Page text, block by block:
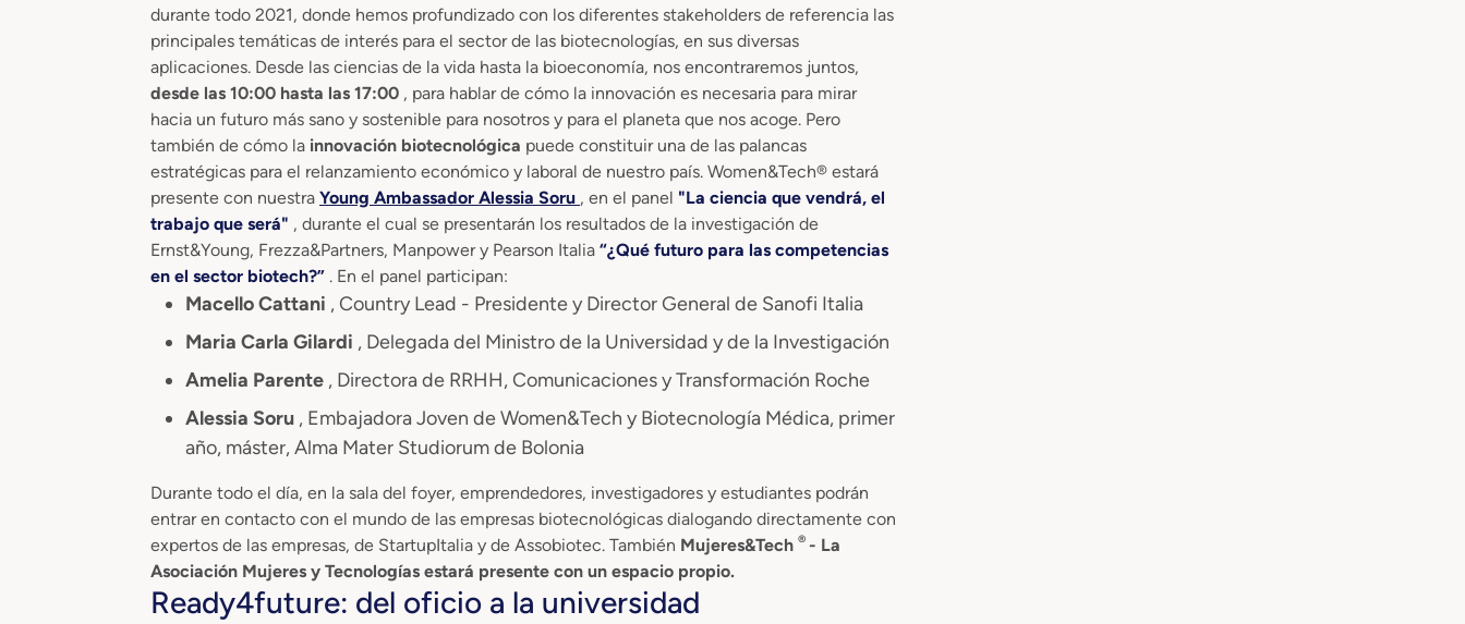
durante todo 2021, donde hemos profundizado con los diferentes stakeholders de referencia las
principales temáticas de interés para el sector de las biotecnologías, en sus diversas
aplicaciones. Desde las ciencias de la vida hasta la bioeconomía, nos encontraremos juntos,
desde las 10:00 hasta las 17:00 , para hablar de cómo la innovación es necesaria para mirar
hacia un futuro más sano y sostenible para nosotros y para el planeta que nos acoge. Pero
también de cómo la innovación biotecnológica puede constituir una de las palancas
estratégicas para el relanzamiento económico y laboral de nuestro país. Women&Tech® estará
presente con nuestra Young Ambassador Alessia Soru , en el panel "La ciencia que vendrá, el
trabajo que será" , durante el cual se presentarán los resultados de la investigación de
Ernst&Young, Frezza&Partners, Manpower y Pearson Italia “¿Qué futuro para las competencias
en el sector biotech?” . En el panel participan:
Macello Cattani , Country Lead - Presidente y Director General de Sanofi Italia
Maria Carla Gilardi , Delegada del Ministro de la Universidad y de la Investigación
Amelia Parente , Directora de RRHH, Comunicaciones y Transformación Roche
Alessia Soru , Embajadora Joven de Women&Tech y Biotecnología Médica, primer
año, máster, Alma Mater Studiorum de Bolonia
Durante todo el día, en la sala del foyer, emprendedores, investigadores y estudiantes podrán
entrar en contacto con el mundo de las empresas biotecnológicas dialogando directamente con
expertos de las empresas, de StartupItalia y de Assobiotec. También Mujeres&Tech ® - La
Asociación Mujeres y Tecnologías estará presente con un espacio propio.
Ready4future: del oficio a la universidad